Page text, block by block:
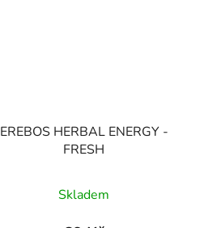
EREBOS HERBAL ENERGY -
FRESH
Skladem